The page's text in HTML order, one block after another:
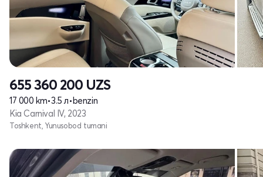
655 360 200 UZS
17 000 km•3.5 л•benzin
Kia Carnival IV, 2023
Toshkent, Yunusobod tumani